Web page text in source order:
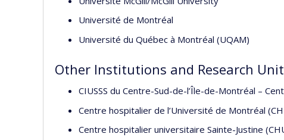
Université de Montréal
Université du Québec à Montréal (UQAM)
Other Institutions and Research
CIUSSS du Centre-Sud-de-l’Île-de-Montréal –
Centre hospitalier de l’Université de Montréal
Centre hospitalier universitaire Sainte-Justine